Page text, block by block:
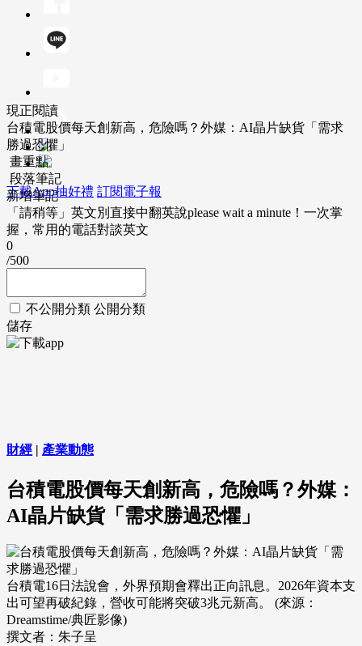
下載App抽好禮 訂閱電子報
現正閱讀
台積電股價每天創新高，危險嗎？外媒：AI晶片缺貨「需求
勝過恐懼」
畫重點
段落筆記
新增筆記
「請稍等」英文別直接中翻英說please wait a minute！一次掌
握，常用的電話對談英文
0
/500
不公開分類 公開分類
儲存
財經 | 產業動態
台積電股價每天創新高，危險嗎？外媒：
AI晶片缺貨「需求勝過恐懼」
台積電16日法說會，外界預期會釋出正向訊息。2026年資本支
出可望再破紀錄，營收可能將突破3兆元新高。 (來源：
Dreamstime/典匠影像)
撰文者：朱子呈